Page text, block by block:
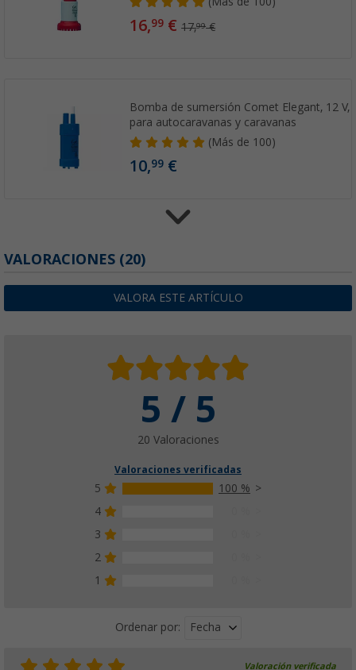
16,99 €17,99€
Bomba de sumersión Comet Elegant, 12 V,
para autocaravanas y caravanas
(Más de 100)
10,99 €
para autocaravanas y caravanas
(Más de100)
15,99€
Bomba amplificadora REICH
(7)
28, 99€
VALORACIONES (20)
VALORA ESTE ARTÍCULO
5 / 5
20 Valoraciones
Valoraciones verificadas
5
100 %
4
3
2
1
Ordenar por: Fecha
Valoración verificada